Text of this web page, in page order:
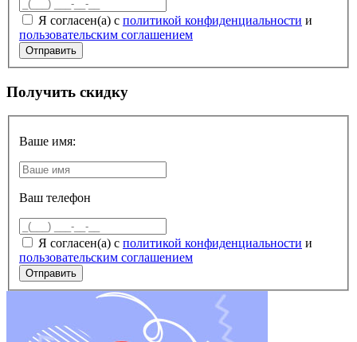
Я согласен(а) с политикой конфиденциальности и
пользовательским соглашением
Получить скидку
Ваше имя:
Ваш телефон
Я согласен(а) с политикой конфиденциальности и
пользовательским соглашением